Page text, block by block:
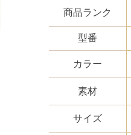
商品ランク
型番
カラー
素材
サイズ